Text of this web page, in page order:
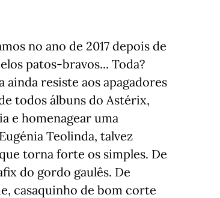
no ano de 2017 depois de
patos-bravos... Toda?
resiste aos apagadores
todos álbuns do Astérix,
e homenagear uma
Teolinda, talvez
torna forte os simples. De
do gordo gaulês. De
casaquinho de bom corte